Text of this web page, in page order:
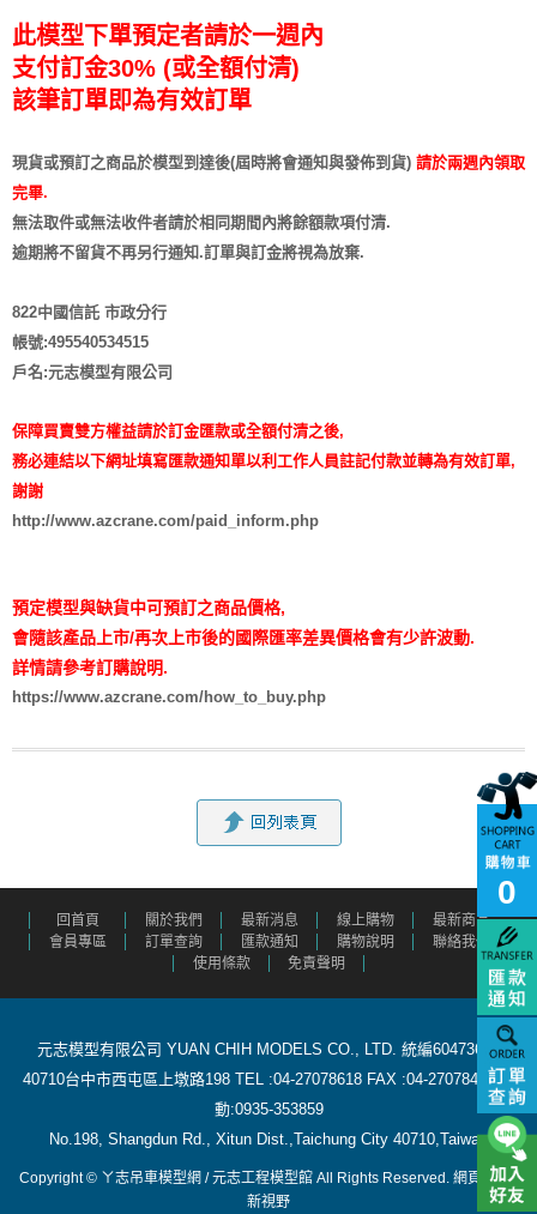
此模型下單預定者請於一週內
支付訂金30% (或全額付清)
該筆訂單即為有效訂單
現貨或預訂之商品於模型到達後(屆時將會通知與發佈到貨) 請於兩週內領取
完畢.
無法取件或無法收件者請於相同期間內將餘額款項付清.
逾期將不留貨不再另行通知 .訂單與訂金將視為放棄.
822中國信託 市政分行
帳號:495540534515
戶名:元志模型有限公司
保障買賣雙方權益請於訂金匯款或全額付清之後,
務必連結以下網址填寫匯款通知單以利工作人員註記付款並轉為有效訂單,
謝謝
http://www.azcrane.com/paid_inform.php
預定模型與缺貨中可預訂之商品價格,
會隨該產品上市/再次上市後的國際匯率差異價格會有少許波動.
詳情請參考訂購說明.
https://www.azcrane.com/how_to_buy.php
回首頁 關於我們 最新消息 線上購物
最新商品
會員專區
訂單查詢 匯款通知 購物說明
聯絡我們
使用條款
免責聲明
元志模型有限公司 YUAN CHIH MODELS CO., LTD. 統編60473615
40710台中市西屯區上墩路198 TEL :04-27078618 FAX :04-27078488 行
動:0935-353859
​ No.198, Shangdun Rd., Xitun Dist.,Taichung City 40710,Taiwan
Copyright © ㄚ志吊車模型網 / 元志工程模型館 All Rights Reserved. 網頁設計:
新視野
0